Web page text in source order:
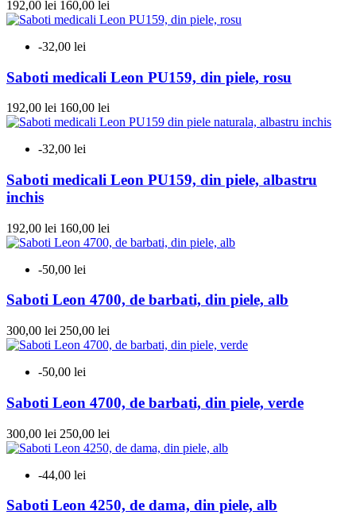
192,00 lei 160,00 lei
-32,00 lei
Saboti medicali Leon PU159, din piele, rosu
192,00 lei 160,00 lei
-32,00 lei
Saboti medicali Leon PU159, din piele, albastru
inchis
192,00 lei 160,00 lei
-50,00 lei
Saboti Leon 4700, de barbati, din piele, alb
300,00 lei 250,00 lei
-50,00 lei
Saboti Leon 4700, de barbati, din piele, verde
300,00 lei 250,00 lei
-44,00 lei
Saboti Leon 4250, de dama, din piele, alb